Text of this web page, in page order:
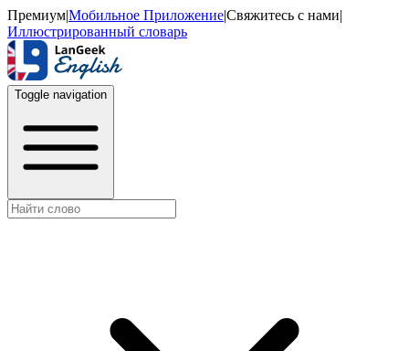
Премиум|Мобильное Приложение|Свяжитесь с нами|
Иллюстрированный словарь
Toggle navigation